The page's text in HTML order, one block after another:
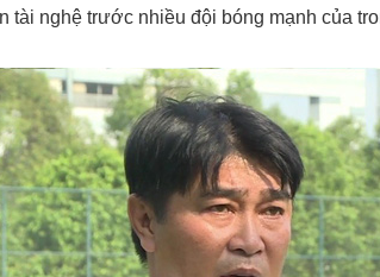
tài nghệ trước nhiều đội bóng mạnh của